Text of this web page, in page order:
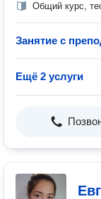
Общий курс,
Занятие с
Ещё 2 услуги